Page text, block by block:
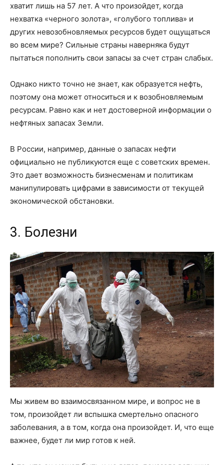
хватит лишь на 57 лет. А что произойдет, когда
нехватка «черного золота», «голубого топлива» и
других невозобновляемых ресурсов будет ощущаться
во всем мире? Сильные страны наверняка будут
пытаться пополнить свои запасы за счет стран слабых.
Однако никто точно не знает, как образуется нефть,
поэтому она может относиться и к возобновляемым
ресурсам. Равно как и нет достоверной информации о
нефтяных запасах Земли.
В России, например, данные о запасах нефти
официально не публикуются еще с советских времен.
Это дает возможность бизнесменам и политикам
манипулировать цифрами в зависимости от текущей
экономической обстановки.
3. Болезни
Мы живем во взаимосвязанном мире, и вопрос не в
том, произойдет ли вспышка смертельно опасного
заболевания, а в том, когда она произойдет. И, что еще
важнее, будет ли мир готов к ней.